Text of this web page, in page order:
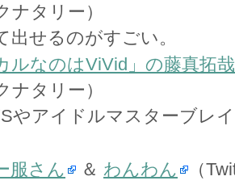
ナタリー）
出せるのがすごい。
ルなのはViVid」の藤真拓
ナタリー）
やアイドルマスターブレ
服さん ＆ わんわん
（